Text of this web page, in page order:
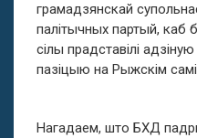
грамадзянскай
палітычных партый, каб
сілы прадставілі адзіную
пазіцыю на Рыжскім
Нагадаем, што БХД